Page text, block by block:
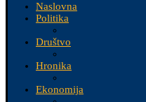
Naslovna
Politika
Društvo
Hronika
Ekonomija